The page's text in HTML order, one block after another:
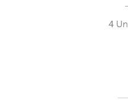
4